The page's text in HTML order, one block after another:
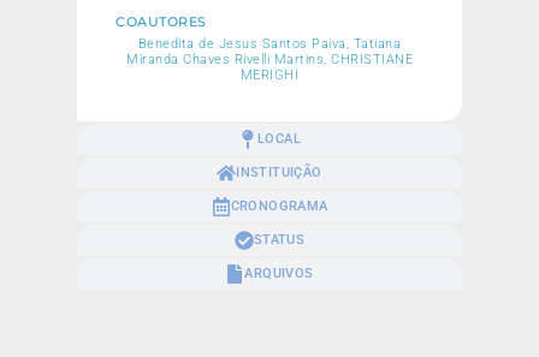
LOCAL
INSTITUIÇÃO
CRONOGRAMA
STATUS
ARQUIVOS
COAUTORES
Benedita de Jesus Santos Paiva, Tatiana
Miranda Chaves Rivelli Martins, CHRISTIANE
MERIGHI